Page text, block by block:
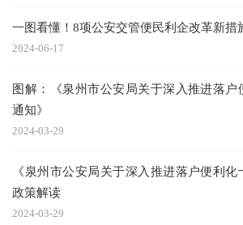
一图看懂！8项公安交管便民利企改革新措
2024-06-17
图解：《泉州市公安局关于深入推进落户
通知》
2024-03-29
《泉州市公安局关于深入推进落户便利化
政策解读
2024-03-29